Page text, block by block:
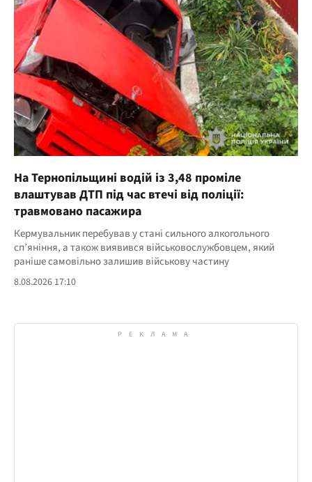
На Тернопільщині водій із 3,48 проміле
влаштував ДТП під час втечі від поліції:
травмовано пасажира
Кермувальник перебував у стані сильного алкогольного
сп’яніння, а також виявився військовослужбовцем, який
раніше самовільно залишив військову частину
8.08.2026 17:10